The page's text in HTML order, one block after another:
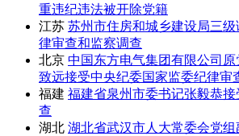
重违纪违法被开除党籍
江苏 苏州市住房和城乡建设局三
律审查和监察调查
北京 中国东方电气集团有限公司
致远接受中央纪委国家监委纪律审
福建 福建省泉州市委书记张毅恭
查
湖北 湖北省武汉市人大常委会党